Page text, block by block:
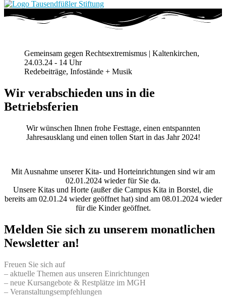
Gemeinsam gegen Rechtsextremismus | Kaltenkirchen,
24.03.24 - 14 Uhr
Redebeiträge, Infostände + Musik
Wir verabschieden uns in die
Betriebsferien
Wir wünschen Ihnen frohe Festtage, einen entspannten
Jahresausklang und einen tollen Start in das Jahr 2024!
Mit Ausnahme unserer Kita- und Horteinrichtungen sind wir am
02.01.2024 wieder für Sie da.
Unsere Kitas und Horte (außer die Campus Kita in Borstel, die
bereits am 02.01.24 wieder geöffnet hat) sind am 08.01.2024 wieder
für die Kinder geöffnet.
Melden Sie sich zu unserem monatlichen
Newsletter an!
Freuen Sie sich auf
– aktuelle Themen aus unseren Einrichtungen
– neue Kursangebote & Restplätze im MGH
– Veranstaltungsempfehlungen